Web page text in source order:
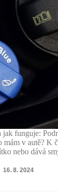
jak funguje:
mám v autě? K
nebo dává
16. 8. 2024